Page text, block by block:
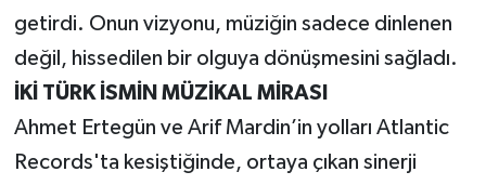
getirdi. Onun vizyonu, müziğin sadece dinlenen
değil, hissedilen bir olguya dönüşmesini sağladı.
İKİ TÜRK İSMİN MÜZİKAL MİRASI
Ahmet Ertegün ve Arif Mardin’in yolları Atlantic
Records'ta kesiştiğinde, ortaya çıkan sinerji